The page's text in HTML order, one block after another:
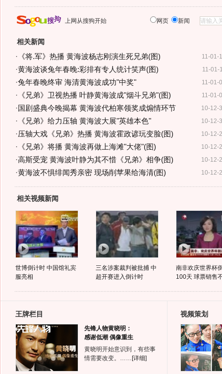
上网从搜狗开始 网页 新闻
相关新闻
11-01-
· 《将.军》热播 黄海波杨志刚演生死兄弟(图)
11-01-
·黄海波谈兔年春晚:彩排有专人统计笑声(图)
11-01-
·兔年春晚终审 海清黄海波成功"中奖"
11-01-
· 《兄弟》卫视热播 叶静黄海波成"烟斗兄弟"(图)
10-12-
· 国剧盛典今晚揭幕 黄海波代柏寒领奖成煽情环节
10-12-
· 《兄弟》给力压轴 黄海波大展"英雄本色"
10-12-
·压轴大戏《兄弟》热播 黄海波霍政谚玩变脸(图)
10-12-
· 《兄弟》将播 黄海波再做上海滩"大佬"(图)
10-12-
·高斯受宠 黄海波叶静为其不惜《兄弟》相争(图)
10-12-
·黄海波不惧绯闻秀亲密 现场削苹果给海清(图)
相关视频新闻
世博倒计时 中国馆礼宾
服亮相
三名涉案裁判被批捕 中
超开赛进入倒计时
南非欢庆世界杯
100天 球票销售
王牌栏目
先锋人物黄晓明：
感谢低潮 偶像重生
黄晓明开始意识到，有些事
情需要改变。…… [详细]
视频策划